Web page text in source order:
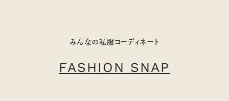
みんなの私服コーディネート
FASHION SNAP